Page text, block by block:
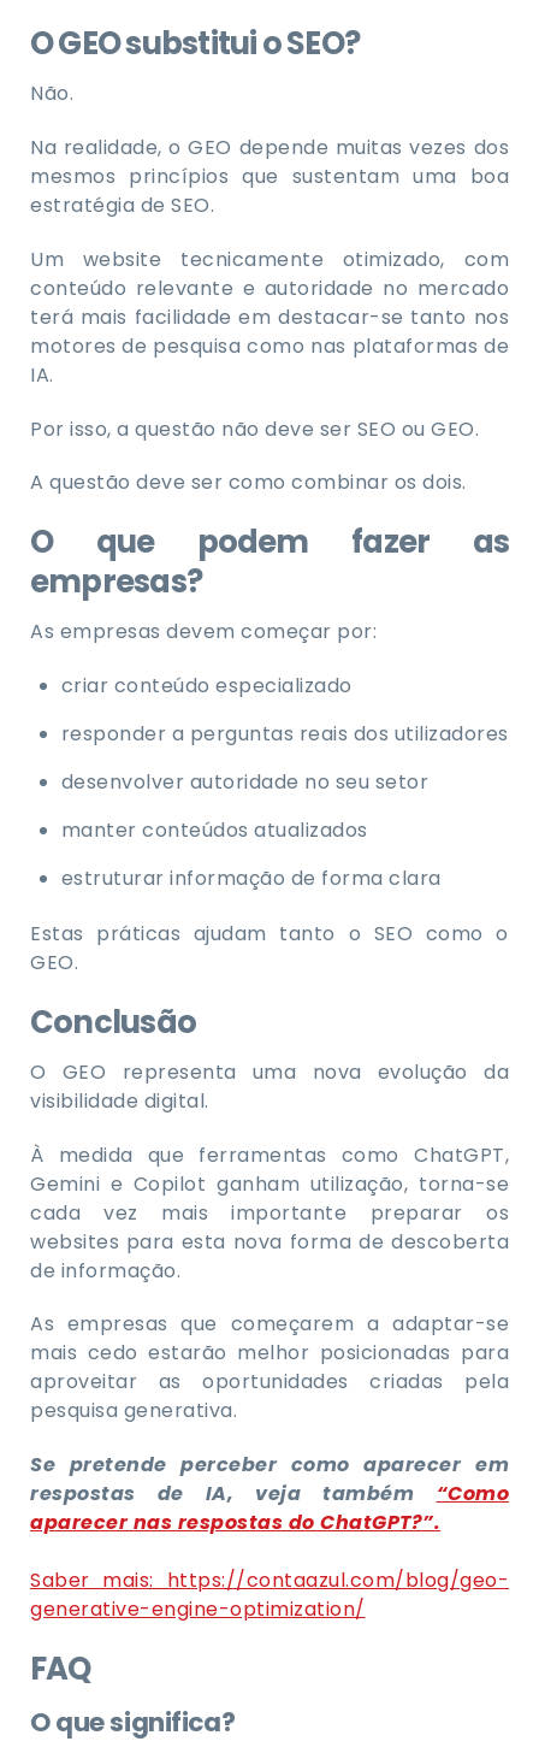
O GEO substitui o SEO?
Não.
Na realidade, o GEO depende muitas vezes dos
mesmos princípios que sustentam uma boa
estratégia de SEO.
Um website tecnicamente otimizado, com
conteúdo relevante e autoridade no mercado
terá mais facilidade em destacar-se tanto nos
motores de pesquisa como nas plataformas de
IA.
Por isso, a questão não deve ser SEO ou GEO.
A questão deve ser como combinar os dois.
O que podem fazer as
empresas?
As empresas devem começar por:
criar conteúdo especializado
responder a perguntas reais dos utilizadores
desenvolver autoridade no seu setor
manter conteúdos atualizados
estruturar informação de forma clara
Estas práticas ajudam tanto o SEO como o
GEO.
Conclusão
O GEO representa uma nova evolução da
visibilidade digital.
À medida que ferramentas como ChatGPT,
Gemini e Copilot ganham utilização, torna-se
cada vez mais importante preparar os
websites para esta nova forma de descoberta
de informação.
As empresas que começarem a adaptar-se
mais cedo estarão melhor posicionadas para
aproveitar as oportunidades criadas pela
pesquisa generativa.
Se pretende perceber como aparecer em
respostas de IA, veja também “Como
aparecer nas respostas do ChatGPT?”.
Saber mais: https://contaazul.com/blog/geo-
generative-engine-optimization/
FAQ
O que significa?